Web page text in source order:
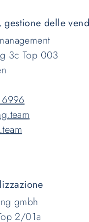
delle
3c Top 003
gmbh
2/01a